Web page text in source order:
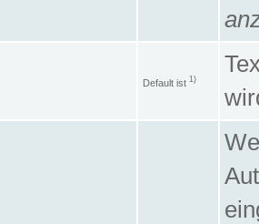
Default ist 1)